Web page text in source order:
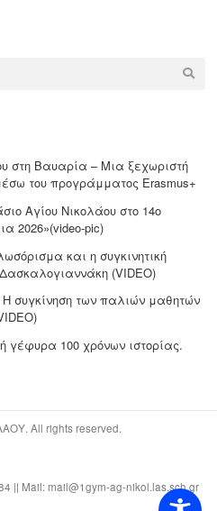
στη Βαυαρία – Μια ξεχωριστή
του προγράμματος Erasmus+
Αγίου Νικολάου στο 14ο
2026»(video-pic)
και η συγκινητική
(VIDEO)
συγκίνηση των παλιών μαθητών
γέφυρα 100 χρόνων ιστορίας.
All rights reserved.
|| Mail: mail@1gym-ag-nikol.las.sch.gr